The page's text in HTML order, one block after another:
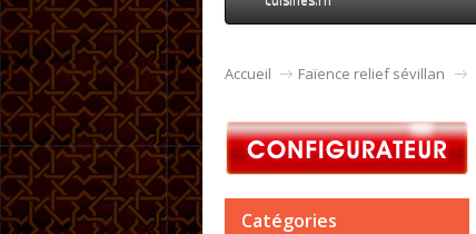
Accueil Faïence relief sévillan
Catégories